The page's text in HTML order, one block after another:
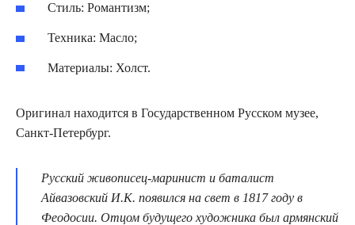
Стиль: Романтизм;
Техника: Масло;
Материалы: Холст.
Оригинал находится в Государственном Русском музее,
Санкт-Петербург.
Русский живописец-маринист и баталист
Айвазовский И.К. появился на свет в 1817 году в
Феодосии. Отцом будущего художника был армянский